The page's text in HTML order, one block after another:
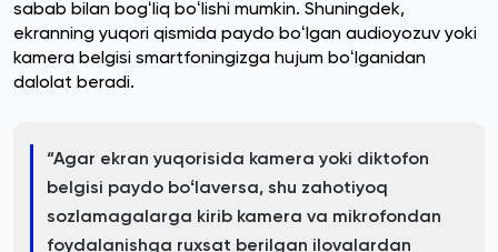
sabab bilan bogʻliq boʻlishi mumkin. Shuningdek,
ekranning yuqori qismida paydo boʻlgan audioyozuv yoki
kamera belgisi smartfoningizga hujum boʻlganidan
dalolat beradi.
“Agar ekran yuqorisida kamera yoki diktofon
belgisi paydo boʻlaversa, shu zahotiyoq
sozlamagalarga kirib kamera va mikrofondan
foydalanishga ruxsat berilgan ilovalardan